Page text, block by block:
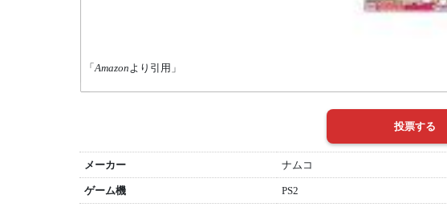
「Amazonより引用」
メーカー ナムコ
ゲーム機 PS2